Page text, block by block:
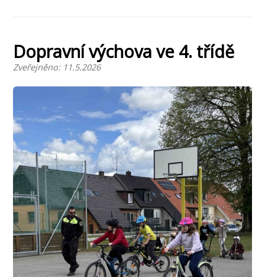
Dopravní výchova ve 4. třídě
Zveřejněno: 11.5.2026